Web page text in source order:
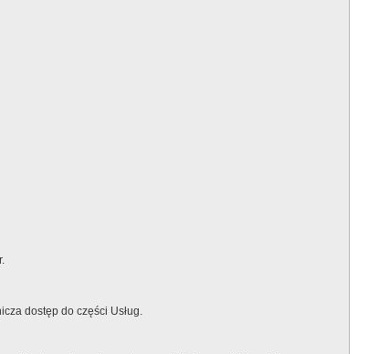
dostęp do części Usług.